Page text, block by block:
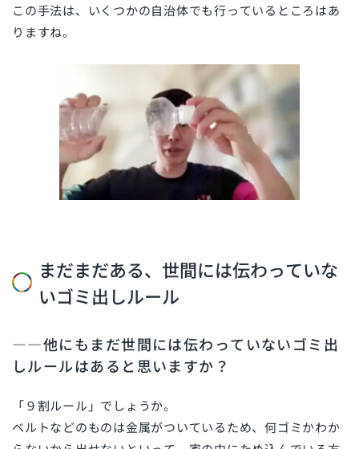
この手法は、いくつかの自治体でも行っているところはあ
りますね。
まだまだある、世間には伝わっていな
いゴミ出しルール
――他にもまだ世間には伝わっていないゴミ出
しルールはあると思いますか？
「９割ルール」でしょうか。
ベルトなどのものは金属がついているため、何ゴミかわか